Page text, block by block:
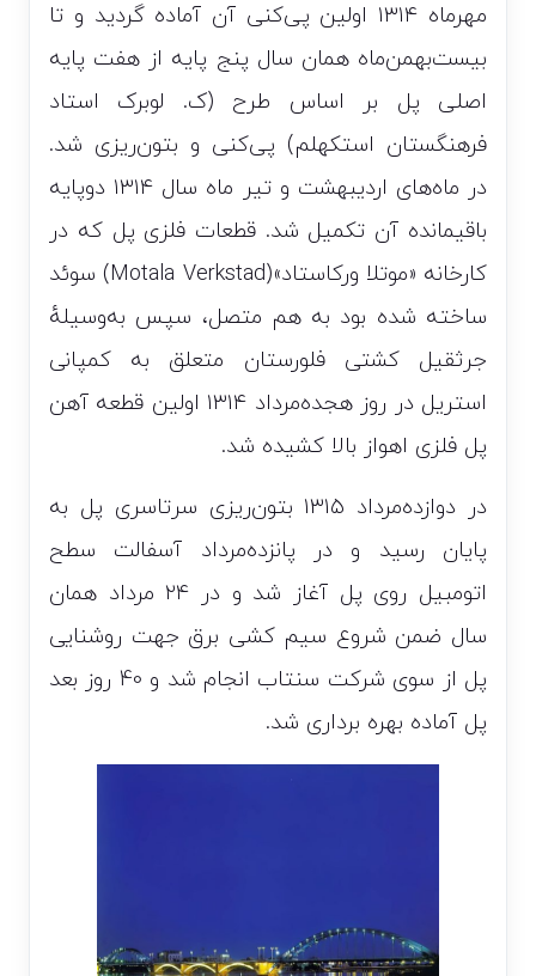
مهرماه ۱۳۱۴ اولین پی‌کنی آن آماده گردید و تا
بیست‌بهمن‌ماه همان سال پنج پایه از هفت پایه
اصلی پل بر اساس طرح (ک. لوبرک استاد
فرهنگستان استکهلم) پی‌کنی و بتون‌ریزی شد.
در ماه‌های اردیبهشت و تیر ماه سال ۱۳۱۴ دوپایه
باقیمانده آن تکمیل شد. قطعات فلزی پل که در
کارخانه «موتلا ورکاستاد»(Motala Verkstad) سوئد
ساخته شده بود به هم متصل، سپس به‌وسیلهٔ
جرثقیل کشتی فلورستان متعلق به کمپانی
استریل در روز هجده‌مرداد ۱۳۱۴ اولین قطعه آهن
پل فلزی اهواز بالا کشیده شد.
در دوازده‌مرداد ۱۳۱۵ بتون‌ریزی سرتاسری پل به
پایان رسید و در پانزده‌مرداد آسفالت سطح
اتومبیل روی پل آغاز شد و در ۲۴ مرداد همان
سال ضمن شروع سیم کشی برق جهت روشنایی
پل از سوی شرکت سنتاب انجام شد و 40 روز بعد
پل آماده بهره برداری شد.